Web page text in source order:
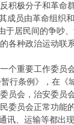
极分子和革命
成员由革命组织
于居民间的争
各种政治运动联
重要工作委员
行条例》，在
员会，治安委
委员会正常功
讯、运输等都出